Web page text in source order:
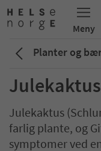
Planter og
Julekaktus
Julekaktus
farlig plante, og
symptomer ved